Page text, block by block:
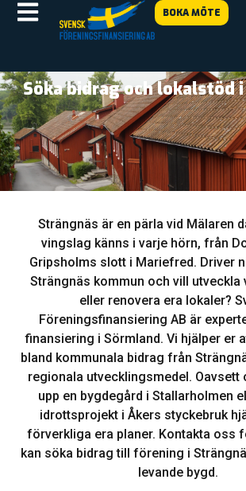
BOKA MÖTE
Söka bidrag och lokalstöd
Strängnäs är en pärla vid Mälaren
vingslag känns i varje hörn, från
Gripsholms slott i Mariefred. Driver
Strängnäs kommun och vill utveckla
eller renovera era lokaler?
Föreningsfinansiering AB är
finansiering i Sörmland. Vi hjälper er
bland kommunala bidrag från
regionala utvecklingsmedel. Oavsett
upp en bygdegård i Stallarholmen
idrottsprojekt i Åkers styckebruk
förverkliga era planer. Kontakta oss
kan söka bidrag till förening i
levande bygd.